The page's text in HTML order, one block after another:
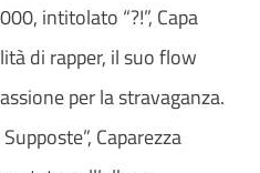
intitolato “?!”, Capa
di rapper, il suo flow
per la stravaganza.
Caparezza